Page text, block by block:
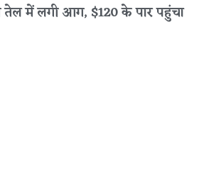
तेल में लगी आग, $120 के पार पहुंचा